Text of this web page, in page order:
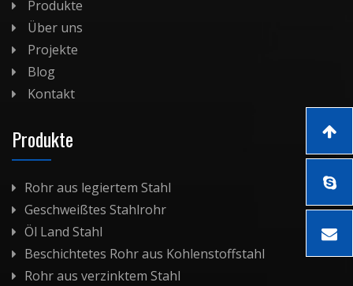
Produkte
Über uns
Projekte
Blog
Kontakt
Produkte
Rohr aus legiertem Stahl
Geschweißtes Stahlrohr
Öl Land Stahl
Beschichtetes Rohr aus Kohlenstoffstahl
Rohr aus verzinktem Stahl